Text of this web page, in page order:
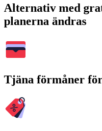
Alternativ med
planerna ändras
Tjäna förmåner